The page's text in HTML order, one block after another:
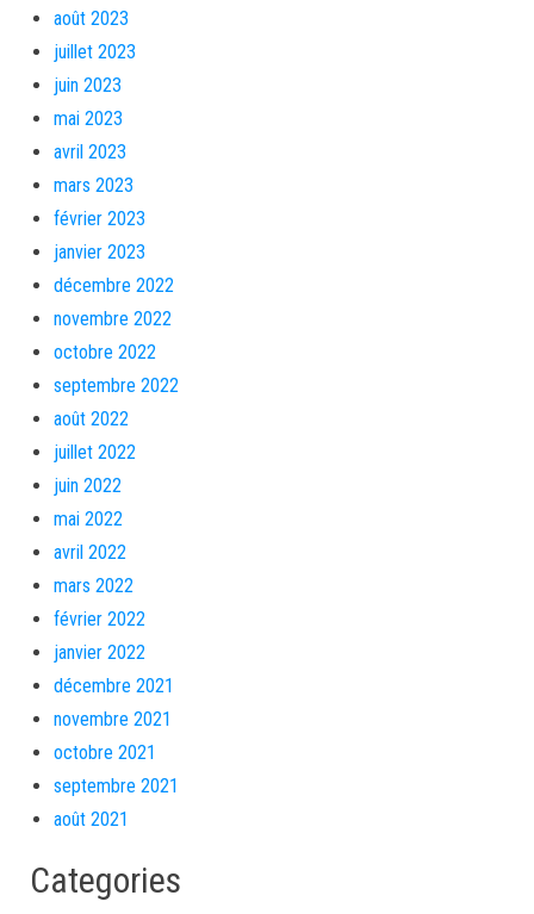
août 2023
juillet 2023
juin 2023
mai 2023
avril 2023
mars 2023
février 2023
janvier 2023
décembre 2022
novembre 2022
octobre 2022
septembre 2022
août 2022
juillet 2022
juin 2022
mai 2022
avril 2022
mars 2022
février 2022
janvier 2022
décembre 2021
novembre 2021
octobre 2021
septembre 2021
août 2021
Categories